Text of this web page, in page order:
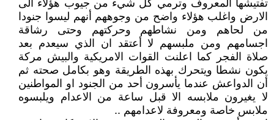
تفتيشها المعروف وترمي كل شيء من جيوب هؤلاء الى
الارض واغلب هؤلاء واضح من وجوههم أنهم ليسوا جنودا
من لحاهم ومن نشاطهم وحركتهم وحتى رشاقة
اجسامهم ومن ملبسهم لا أعتقد ان الذي سيعدم بعد
صلاة الفجر كما اعلنت القوات الامريكية والبيش مركة
يكون نشطا ويتحرك بهذه الطريقة وهو بكامل صحته ثم
أن الدواعش عندما يأسرون أحد من الجنود او المواطنين
لا يغيرون ملابسه الا قبل ساعة من الاعدام ويلبسوه
ملابس خاصة ومعروفة لاعدامهم ..